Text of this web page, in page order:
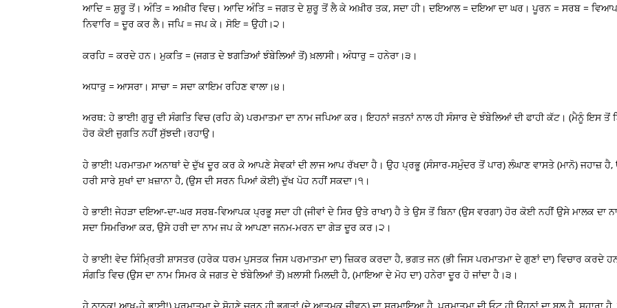
ਆਦਿ = ਸ਼ੁਰੂ ਤੋਂ। ਅੰਤਿ = ਅਖ਼ੀਰ ਵਿਚ। ਆਦਿ ਅੰਤਿ = ਜਗਤ ਦੇ ਸ਼ੁਰੂ ਤੋਂ ਲੈ ਕੇ ਅਖ਼ੀਰ ਤਕ, ਸਦਾ ਹੀ। ਦਇਆਲ = ਦਇਆ ਦਾ ਘਰ। ਪੂਰਨ = ਸਰਬ =
ਨਿਵਾਰਿ = ਦੂਰ ਕਰ ਲੈ। ਜਪਿ = ਜਪ ਕੇ। ਸੋਇ = ਉਹੀ।੨।
ਕਰਹਿ = ਕਰਦੇ ਹਨ। ਮੁਕਤਿ = (ਜਗਤ ਦੇ ਝਗੜਿਆਂ ਝੰਬੇਲਿਆਂ ਤੋਂ) ਖ਼ਲਾਸੀ। ਅੰਧਾਰੁ = ਹਨੇਰਾ।੩।
ਅਧਾਰੁ = ਆਸਰਾ। ਸਾਚਾ = ਸਦਾ ਕਾਇਮ ਰਹਿਣ ਵਾਲਾ।੪।
ਅਰਥ: ਹੇ ਭਾਈ! ਗੁਰੂ ਦੀ ਸੰਗਤਿ ਵਿਚ (ਰਹਿ ਕੇ) ਪਰਮਾਤਮਾ ਦਾ ਨਾਮ ਜਪਿਆ ਕਰ। ਇਹਨਾਂ ਜਤਨਾਂ ਨਾਲ ਹੀ ਸੰਸਾਰ ਦੇ ਝੰਬੇਲਿਆਂ ਦੀ ਫਾਹੀ ਕੱਟ। (ਮੈਨੂੰ ਇਸ ਤੋਂ
ਹੋਰ ਕੋਈ ਜੁਗਤਿ ਨਹੀਂ ਸੁੱਝਦੀ।ਰਹਾਉ।
ਹੇ ਭਾਈ! ਪਰਮਾਤਮਾ ਅਨਾਥਾਂ ਦੇ ਦੁੱਖ ਦੂਰ ਕਰ ਕੇ ਆਪਣੇ ਸੇਵਕਾਂ ਦੀ ਲਾਜ ਆਪ ਰੱਖਦਾ ਹੈ। ਉਹ ਪ੍ਰਭੂ (ਸੰਸਾਰ-ਸਮੁੰਦਰ ਤੋਂ ਪਾਰ) ਲੰਘਾਣ ਵਾਸਤੇ (ਮਾਨੋ) ਜਹਾਜ਼ ਹੈ,
ਹਰੀ ਸਾਰੇ ਸੁਖਾਂ ਦਾ ਖ਼ਜ਼ਾਨਾ ਹੈ, (ਉਸ ਦੀ ਸਰਨ ਪਿਆਂ ਕੋਈ) ਦੁੱਖ ਪੋਹ ਨਹੀਂ ਸਕਦਾ।੧।
ਹੇ ਭਾਈ! ਜੇਹੜਾ ਦਇਆ-ਦਾ-ਘਰ ਸਰਬ-ਵਿਆਪਕ ਪ੍ਰਭੂ ਸਦਾ ਹੀ (ਜੀਵਾਂ ਦੇ ਸਿਰ ਉਤੇ ਰਾਖਾ) ਹੈ ਤੇ ਉਸ ਤੋਂ ਬਿਨਾ (ਉਸ ਵਰਗਾ) ਹੋਰ ਕੋਈ ਨਹੀਂ ਉਸੇ ਮਾਲਕ ਦਾ
ਸਦਾ ਸਿਮਰਿਆ ਕਰ, ਉਸੇ ਹਰੀ ਦਾ ਨਾਮ ਜਪ ਕੇ ਆਪਣਾ ਜਨਮ-ਮਰਨ ਦਾ ਗੇੜ ਦੂਰ ਕਰ।੨।
ਹੇ ਭਾਈ! ਵੇਦ ਸਿੰਮ੍ਰਿਤੀ ਸ਼ਾਸਤਰ (ਹਰੇਕ ਧਰਮ ਪੁਸਤਕ ਜਿਸ ਪਰਮਾਤਮਾ ਦਾ) ਜ਼ਿਕਰ ਕਰਦਾ ਹੈ, ਭਗਤ ਜਨ (ਭੀ ਜਿਸ ਪਰਮਾਤਮਾ ਦੇ ਗੁਣਾਂ ਦਾ) ਵਿਚਾਰ ਕਰਦੇ
ਸੰਗਤਿ ਵਿਚ (ਉਸ ਦਾ ਨਾਮ ਸਿਮਰ ਕੇ ਜਗਤ ਦੇ ਝੰਬੇਲਿਆਂ ਤੋਂ) ਖ਼ਲਾਸੀ ਮਿਲਦੀ ਹੈ, (ਮਾਇਆ ਦੇ ਮੋਹ ਦਾ) ਹਨੇਰਾ ਦੂਰ ਹੋ ਜਾਂਦਾ ਹੈ।੩।